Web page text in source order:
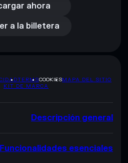
ahora
a la billetera
a la billetera
TERMSCOOKIESMAPA DEL SITIO
KIT DE MARCA
Descripción general
Funcionalidades esenciales